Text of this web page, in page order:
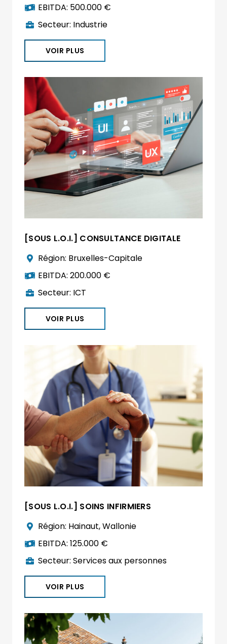
EBITDA: 500.000 €
Secteur: Industrie
VOIR PLUS
[SOUS L.O.I.] CONSULTANCE DIGITALE
Région: Bruxelles-Capitale
EBITDA:200.000 €
Secteur: ICT
VOIR PLUS
[SOUS L.O.I.] SOINS INFIRMIERS
Région: Hainaut,Wallonie
EBITDA:125.000 €
Secteur:Services aux personnes
VOIR PLUS